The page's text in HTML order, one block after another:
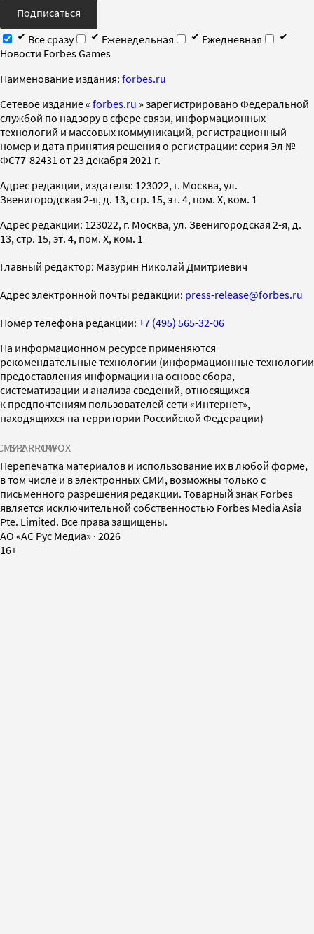
Подписаться
Все сразу
Еженедельная
Ежедневная
Новости Forbes Games
Наименование издания: forbes.ru
Cетевое издание « forbes.ru » зарегистрировано Федеральной
службой по надзору в сфере связи, информационных
технологий и массовых коммуникаций, регистрационный
номер и дата принятия решения о регистрации: серия Эл №
ФС77-82431 от 23 декабря 2021 г.
Адрес редакции, издателя: 123022, г. Москва, ул.
Звенигородская 2-я, д. 13, стр. 15, эт. 4, пом. X, ком. 1
Адрес редакции: 123022, г. Москва, ул. Звенигородская 2-я, д.
13, стр. 15, эт. 4, пом. X, ком. 1
Главный редактор: Мазурин Николай Дмитриевич
Адрес электронной почты редакции: press-release@forbes.ru
Номер телефона редакции: +7 (495) 565-32-06
На информационном ресурсе применяются
рекомендательные технологии (информационные технологии
предоставления информации на основе сбора,
систематизации и анализа сведений, относящихся
к предпочтениям пользователей сети «Интернет»,
находящихся на территории Российской Федерации)
SPARROWINFOX
Перепечатка материалов и использование их в любой форме,
в том числе и в электронных СМИ, возможны только с
письменного разрешения редакции. Товарный знак Forbes
является исключительной собственностью Forbes Media Asia
Pte. Limited. Все права защищены.
AO «АС Рус Медиа» · 2026
16+